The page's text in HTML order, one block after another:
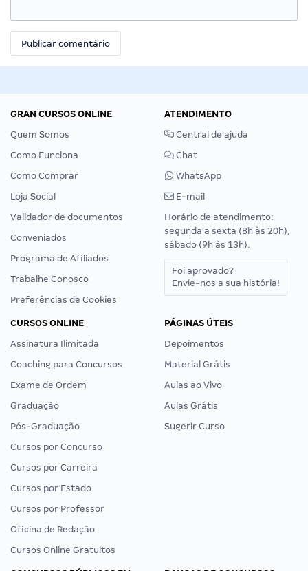
GRAN CURSOS ONLINE
Quem Somos
Como Funciona
Como Comprar
Loja Social
Validador de documentos
Conveniados
Programa de Afiliados
Trabalhe Conosco
Preferências de Cookies
ATENDIMENTO
Central de ajuda
Chat
WhatsApp
E-mail
Horário de atendimento:
segunda a sexta (8h às 20h),
sábado (9h às 13h).
Foi aprovado?
Envie-nos a sua história!
CURSOS ONLINE
Assinatura Ilimitada
Coaching para Concursos
Exame de Ordem
Graduação
Pós-Graduação
Cursos por Concurso
Cursos por Carreira
Cursos por Estado
Cursos por Professor
Oficina de Redação
Cursos Online Gratuitos
PÁGINAS ÚTEIS
Depoimentos
Material Grátis
Aulas ao Vivo
Aulas Grátis
Sugerir Curso